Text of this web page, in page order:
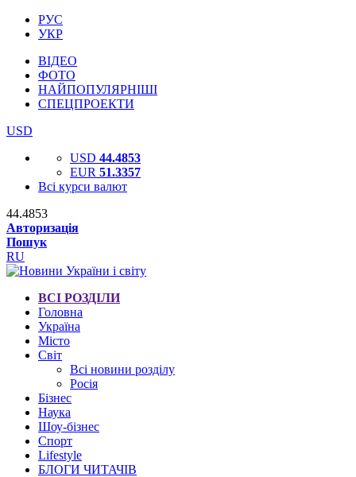
РУС
УКР
ВІДЕО
ФОТО
НАЙПОПУЛЯРНІШІ
СПЕЦПРОЕКТИ
USD
USD 44.4853
EUR 51.3357
Всі курси валют
44.4853
Авторизація
Пошук
RU
ВСІ РОЗДІЛИ
Головна
Україна
Місто
Світ
Всі новини розділу
Росія
Бізнес
Наука
Шоу-бізнес
Спорт
Lifestyle
БЛОГИ ЧИТАЧІВ